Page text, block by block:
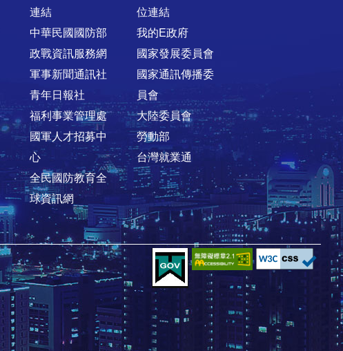
連結
中華民國國防部
政戰資訊服務網
軍事新聞通訊社
青年日報社
福利事業管理處
國軍人才招募中
心
全民國防教育全
球資訊網
位連結
我的E政府
國家發展委員會
國家通訊傳播委
員會
大陸委員會
勞動部
台灣就業通